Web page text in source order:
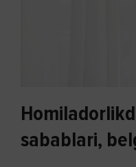
sabablari,